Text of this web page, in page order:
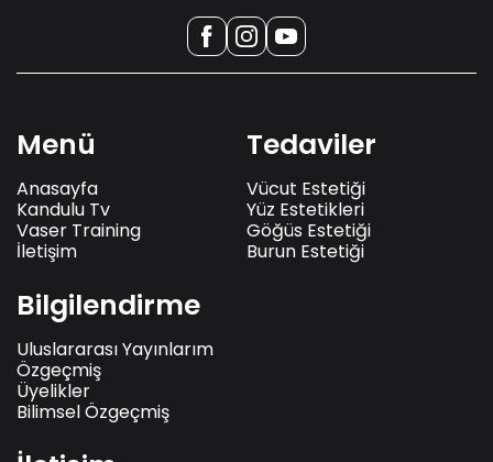
Menü
Anasayfa
Kandulu Tv
Vaser Training
İletişim
Tedaviler
Vücut Estetiği
Yüz Estetikleri
Göğüs Estetiği
Burun Estetiği
Bilgilendirme
Uluslararası Yayınlarım
Özgeçmiş
Üyelikler
Bilimsel Özgeçmiş